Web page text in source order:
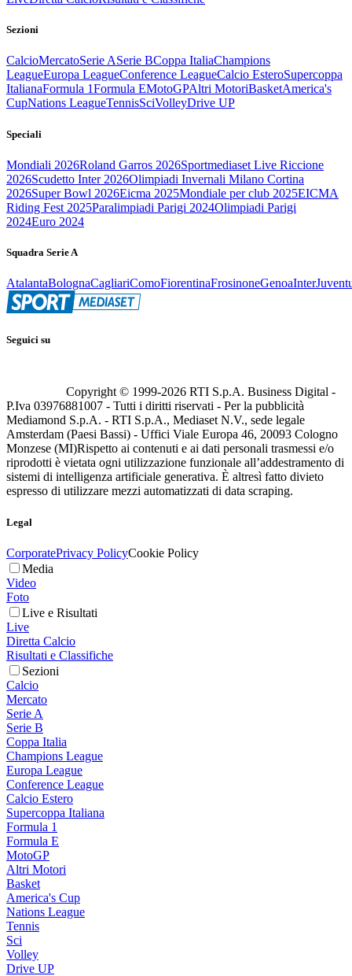
Sezioni
CalcioMercatoSerie ASerie BCoppa ItaliaChampions
LeagueEuropa LeagueConference LeagueCalcio EsteroSupercoppa
ItalianaFormula 1Formula EMotoGPAltri MotoriBasketAmerica's
CupNations LeagueTennisSciVolleyDrive UP
Speciali
Mondiali 2026Roland Garros 2026Sportmediaset Live Riccione
2026Scudetto Inter 2026Olimpiadi Invernali Milano Cortina
2026Super Bowl 2026Eicma 2025Mondiale per club 2025EICMA
Riding Fest 2025Paralimpiadi Parigi 2024Olimpiadi Parigi
2024Euro 2024
Squadra Serie A
AtalantaBolognaCagliariComoFiorentinaFrosinoneGenoaInter
Seguici su
Copyright © 1999-2026 RTI S.p.A. Business Digital -
P.Iva 03976881007 - Tutti i diritti riservati - Per la pubblicità
Mediamond S.p.A. - RTI S.p.A., Mediaset N.V., sede legale
Amsterdam (Paesi Bassi) - Uffici Viale Europa 46, 20093 Cologno
Monzese (MI)Rispetto ai contenuti e ai dati personali trasmessi e/o
riprodotti è vietata ogni utilizzazione funzionale all’addestramento di
sistemi di intelligenza artificiale generativa. È altresì fatto divieto
espresso di utilizzare mezzi automatizzati di data scraping.
Legal
CorporatePrivacy PolicyCookie Policy
Media
Video
Foto
Live e Risultati
Live
Diretta Calcio
Risultati e Classifiche
Sezioni
Calcio
Mercato
Serie A
Serie B
Coppa Italia
Champions League
Europa League
Conference League
Calcio Estero
Supercoppa Italiana
Formula 1
Formula E
MotoGP
Altri Motori
Basket
America's Cup
Nations League
Tennis
Sci
Volley
Drive UP